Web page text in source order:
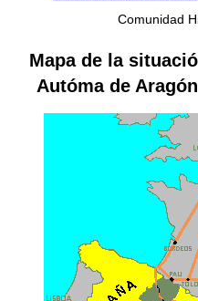
Comunidad
Mapa de la
Autóma de Aragón